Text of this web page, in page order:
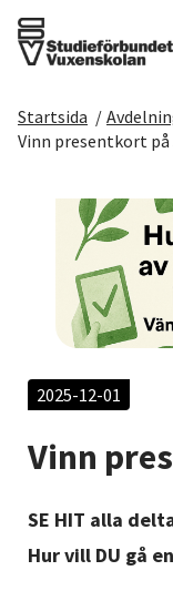
Det här gör vi
För dig som
Sök kurser
Om SV
Starta studiecirkel
Cirkelledare
Nyheter
Avdelningar
Startsida /
Vinn presentkort på
2025-12-01
Vinn
SE HIT alla
Hur vill DU gå